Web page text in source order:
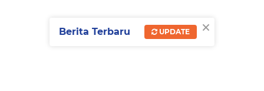
×
Berita Terbaru UPDATE